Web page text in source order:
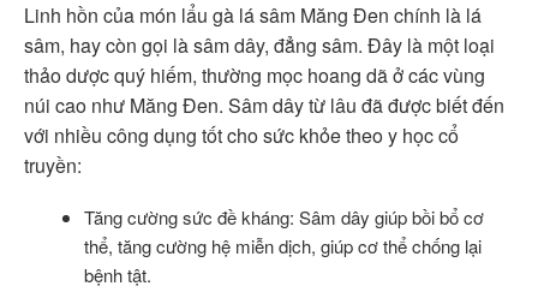
Linh hồn của món lẩu gà lá sâm Măng Đen chính là lá
sâm, hay còn gọi là sâm dây, đẳng sâm. Đây là một loại
thảo dược quý hiếm, thường mọc hoang dã ở các vùng
núi cao như Măng Đen. Sâm dây từ lâu đã được biết đến
với nhiều công dụng tốt cho sức khỏe theo y học cổ
truyền:
Tăng cường sức đề kháng: Sâm dây giúp bồi bổ cơ
thể, tăng cường hệ miễn dịch, giúp cơ thể chống lại
bệnh tật.